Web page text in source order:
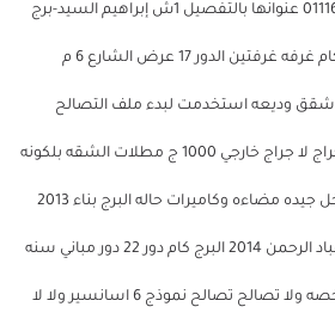
الاتصال أو واتساب: 01116661933 عنوانها بالتفصيل 1ش إبراهيم السيد-برج
بورتو ميامي المساحه 85 م كام غرفه غرفتين الدور 17 عرض الشارع 6 م
رصيف 8 م الدور كام شقه 4 شقق وديعه استخدمت لبدء ملف التصالح
نموذج 6 جديه تصالح باكيه جراج لا جراج خارجي 1000 ج مطلات الشقه بلكونه
جانبي وشباك بحر حاله المدخل جيده مضاءه وكاميرات حاله البرج بناء 2013
ممتازه تشطيب ايه شركه عباد الرحمن 2014 البرج كام دور 22 دور مباني سنه
كام 2013 رخصه بناء 11 دور رخصه ولا تصالح تصالح نموذج 6 اسانسير ولا لا